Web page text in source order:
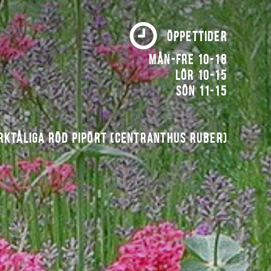
ÖPPETTIDER
Mån-fre 10-18
Lör 10-15
Sön 11-15
röd pipört (Centranthus ruber)